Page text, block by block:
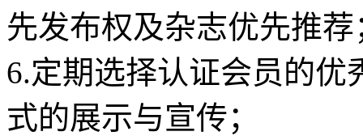
先发布权及杂志优先推荐
6.定期选择认证会员的
式的展示与宣传；